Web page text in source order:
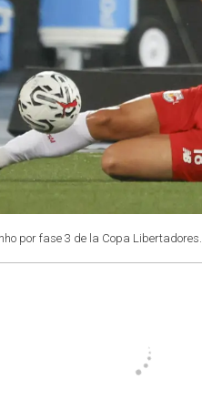
por fase 3 de la Copa Libertadores.